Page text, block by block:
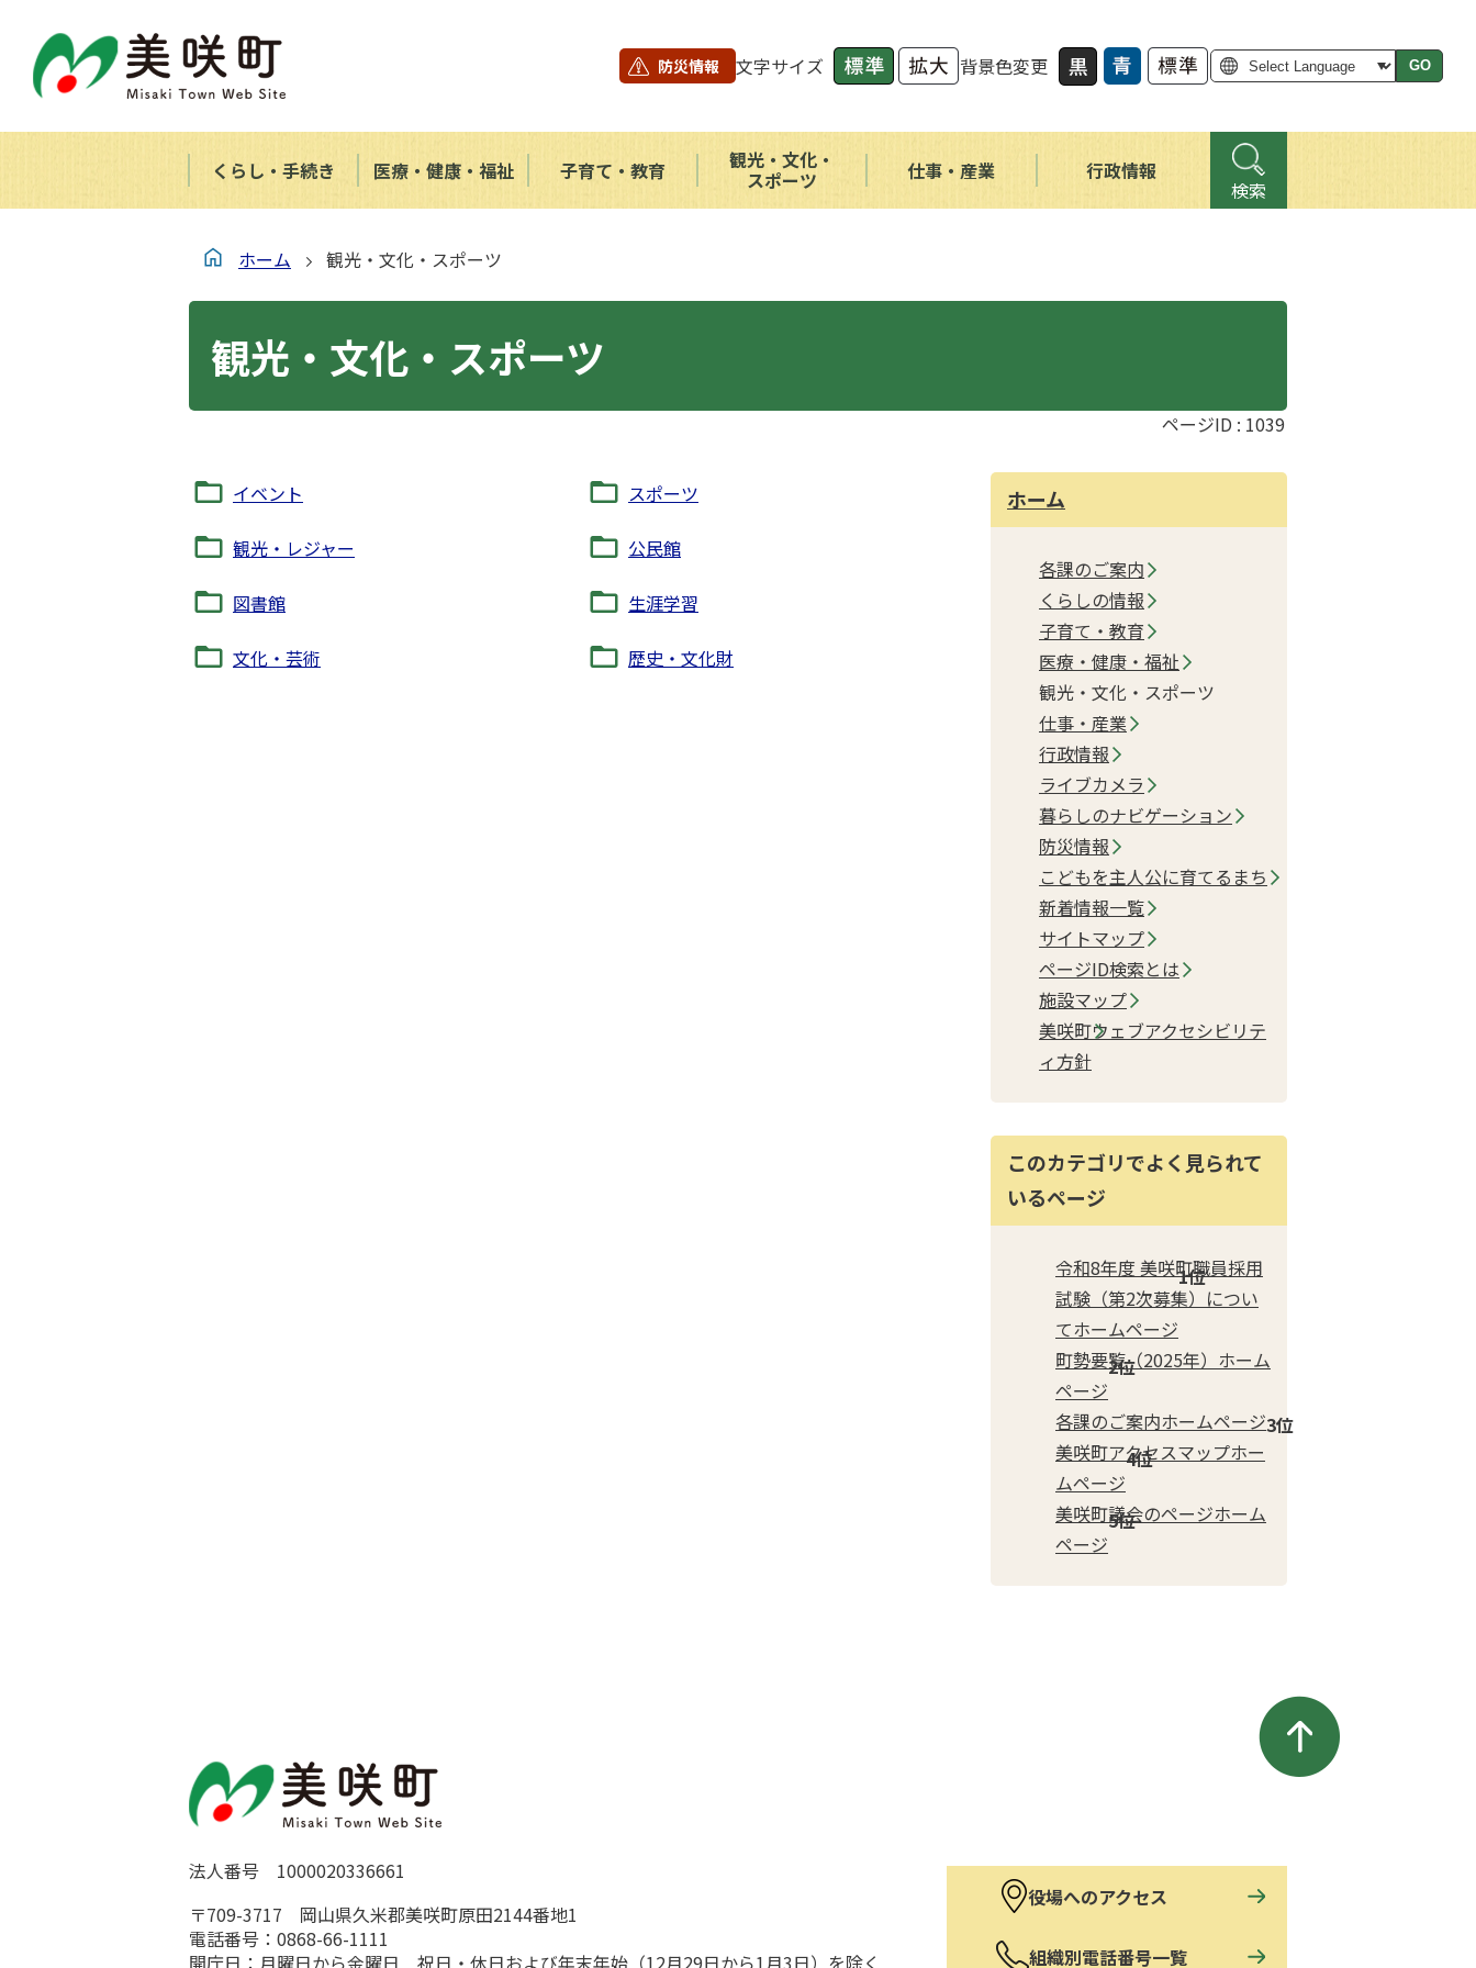
防災情報 文字サイズ 背景色変更 GO
くらし・手続き 医療・健康・福祉 子育て・教育 観光・文化・
スポーツ 仕事・産業 行政情報
検索
ホーム 観光・文化・スポーツ
観光・文化・スポーツ
ページID : 1039
イベント スポーツ
観光・レジャー 公民館
図書館 生涯学習
文化・芸術 歴史・文化財
ホーム
各課のご案内
くらしの情報
子育て・教育
医療・健康・福祉
観光・文化・スポーツ
仕事・産業
行政情報
ライブカメラ
暮らしのナビゲーション
防災情報
こどもを主人公に育てるまち
新着情報一覧
サイトマップ
ページID検索とは
施設マップ
美咲町ウェブアクセシビリテ
ィ方針
このカテゴリでよく見られて
いるページ
令和8年度 美咲町職員採用
試験（第2次募集）につい
てホームページ
町勢要覧（2025年）ホーム
ページ
各課のご案内ホームページ
美咲町アクセスマップホー
ムページ
美咲町議会のページホーム
ページ
法人番号 1000020336661
〒709-3717 岡山県久米郡美咲町原田2144番地1
電話番号：0868-66-1111
開庁日：月曜日から金曜日 祝日・休日および年末年始（12月29日から1月3日）を除く
役場へのアクセス
組織別電話番号一覧